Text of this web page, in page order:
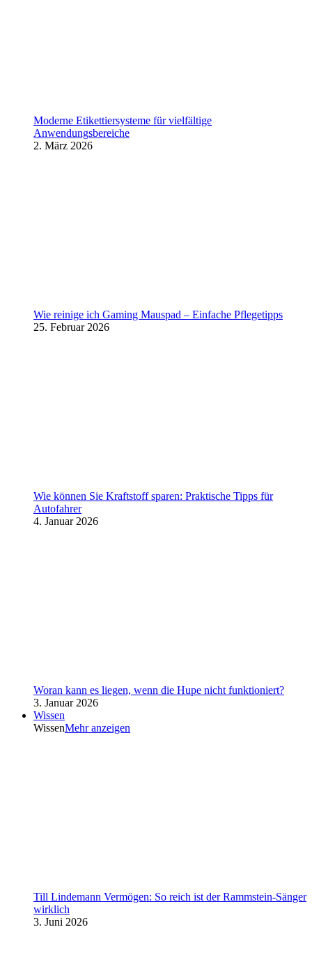
Moderne Etikettiersysteme für vielfältige
Anwendungsbereiche
2. März 2026
Wie reinige ich Gaming Mauspad – Einfache Pflegetipps
25. Februar 2026
Wie können Sie Kraftstoff sparen: Praktische Tipps für
Autofahrer
4. Januar 2026
Woran kann es liegen, wenn die Hupe nicht funktioniert?
3. Januar 2026
Wissen
WissenMehr anzeigen
Till Lindemann Vermögen: So reich ist der Rammstein-Sänger
wirklich
3. Juni 2026